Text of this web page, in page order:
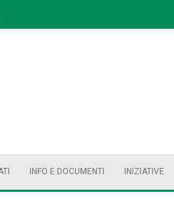
INFO E DOCUMENTI INIZIATIVE